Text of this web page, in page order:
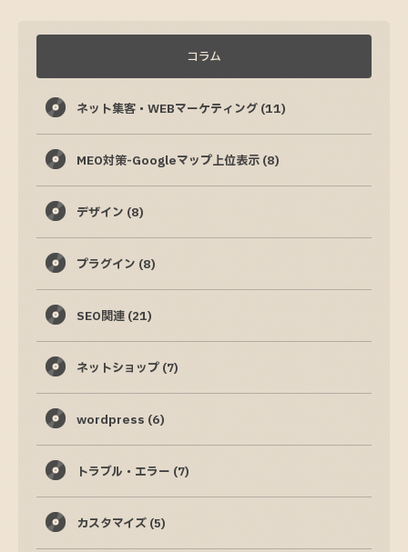
コラム
ネット集客・WEBマーケティング (11)
MEO対策-Googleマップ上位表示 (8)
デザイン (8)
プラグイン (8)
SEO関連 (21)
ネットショップ (7)
wordpress (6)
トラブル・エラー (7)
カスタマイズ (5)